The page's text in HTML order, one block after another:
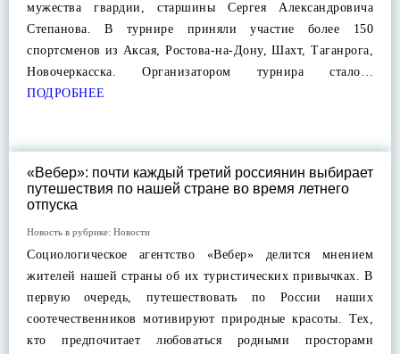
мужества гвардии, старшины Сергея Александровича
Степанова. В турнире приняли участие более 150
спортсменов из Аксая, Ростова-на-Дону, Шахт, Таганрога,
Новочеркасска. Организатором турнира стало…
ПОДРОБНЕЕ
«Вебер»: почти каждый третий россиянин выбирает
путешествия по нашей стране во время летнего
отпуска
Новость в рубрике: Новости
Социологическое агентство «Вебер» делится мнением
жителей нашей страны об их туристических привычках. В
первую очередь, путешествовать по России наших
соотечественников мотивируют природные красоты. Тех,
кто предпочитает любоваться родными просторами